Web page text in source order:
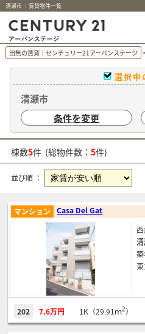
清瀬市 ｜賃貸物件一覧
田無の賃貸｜センチュリー21アーバンステージ
選択中
清瀬市
条件を変更
棟数5件 (総物件数： 5件)
並び順 ：
Casa Del Gat
マンション
202 7.6万円 1K（29.91ｍ2）